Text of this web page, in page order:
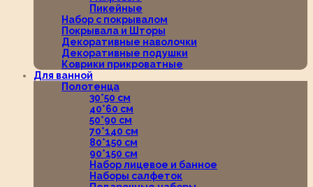
Пикейные
Набор с покрывалом
Покрывала и Шторы
Декоративные наволочки
Декоративные подушки
Коврики прикроватные
Для ванной
Полотенца
30*50 см
40*60 см
50*90 см
70*140 см
80*150 см
90*150 см
Набор лицевое и банное
Наборы салфеток